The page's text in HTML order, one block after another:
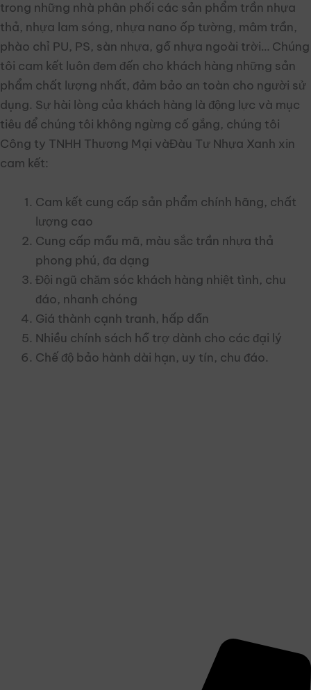
trong những nhà phân phối các sản phẩm trần nhựa
thả, nhựa lam sóng, nhựa nano ốp tường, mâm trần,
phào chỉ PU, PS, sàn nhựa, gỗ nhựa ngoài trời… Chúng
tôi cam kết luôn đem đến cho khách hàng những sản
phẩm chất lượng nhất, đảm bảo an toàn cho người sử
dụng. Sự hài lòng của khách hàng là động lực và mục
tiêu để chúng tôi không ngừng cố gắng, chúng tôi
Công ty TNHH Thương Mại vàĐàu Tư Nhựa Xanh xin
cam kết:
Cam kết cung cấp sản phẩm chính hãng, chất
lượng cao
Cung cấp mẫu mã, màu sắc trần nhựa thả
phong phú, đa dạng
Đội ngũ chăm sóc khách hàng nhiệt tình, chu
đáo, nhanh chóng
Giá thành cạnh tranh, hấp dẫn
Nhiều chính sách hỗ trợ dành cho các đại lý
Chế độ bảo hành dài hạn, uy tín, chu đáo.